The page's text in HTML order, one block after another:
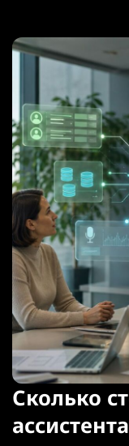
Сколько